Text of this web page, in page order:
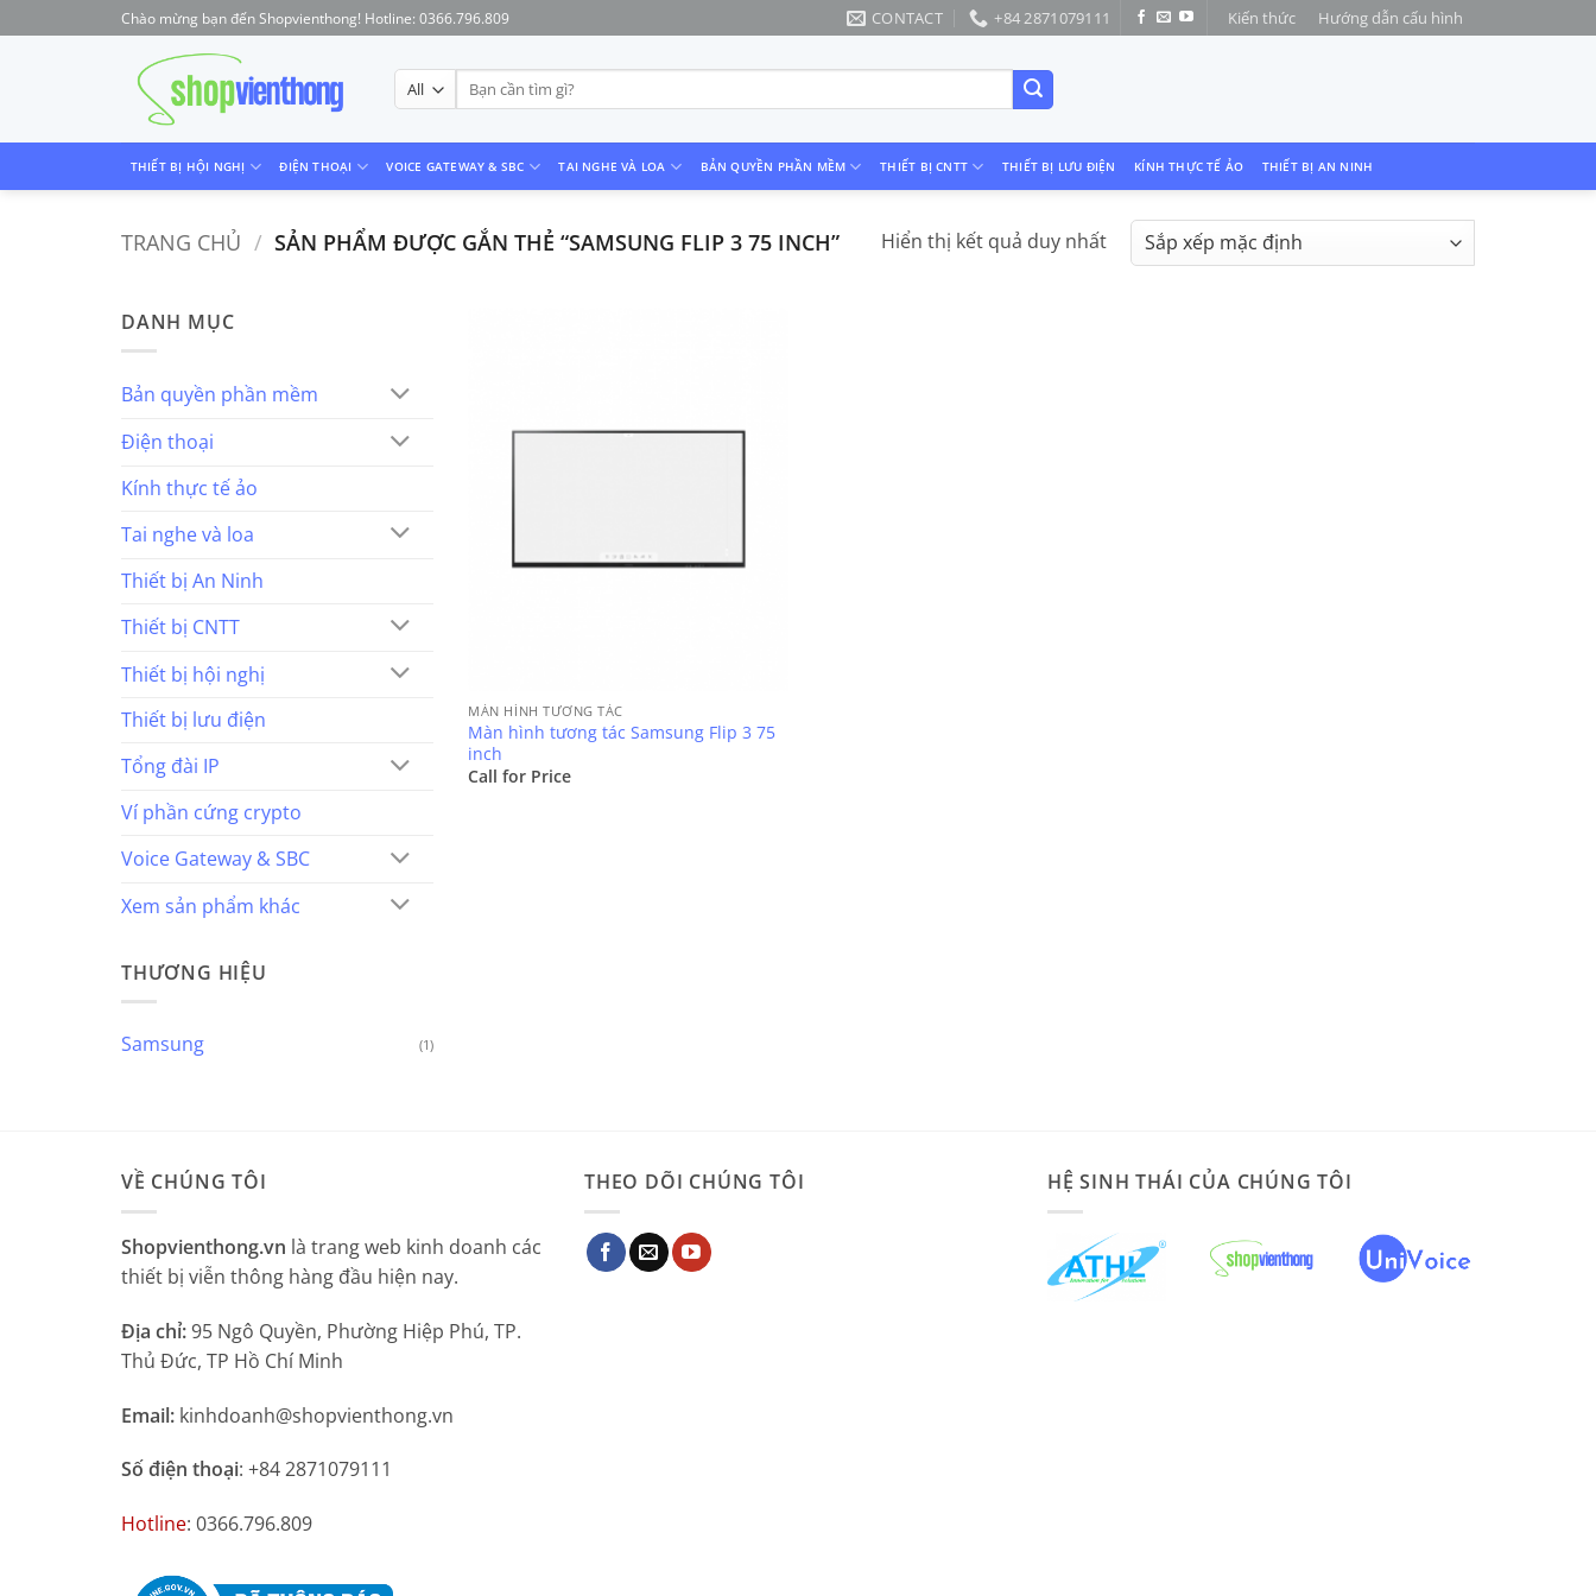
to
Chào mừng bạn đến Shopvienthong! Hotline: 0366.796.809 CONTACT +84 2871079111 Kiến thức Hướng dẫn cấu hình
Tìm
kiếm:
THIẾT BỊ HỘI NGHỊ ĐIỆN THOẠI VOICE GATEWAY & SBC TAI NGHE VÀ LOA BẢN QUYỀN PHẦN MỀM THIẾT BỊ CNTT THIẾT BỊ LƯU ĐIỆN KÍNH THỰC TẾ ẢO THIẾT BỊ AN NINH
TRANG CHỦ / SẢN PHẨM ĐƯỢC GẮN THẺ “SAMSUNG FLIP 3 75 INCH” Hiển thị kết quả duy nhất
DANH MỤC
Bản quyền phần mềm
Điện thoại
Kính thực tế ảo
Tai nghe và loa
Thiết bị An Ninh
Thiết bị CNTT
Thiết bị hội nghị
Thiết bị lưu điện
Tổng đài IP
Ví phần cứng crypto
Voice Gateway & SBC
Xem sản phẩm khác
THƯƠNG HIỆU
Samsung (1)
MÀN HÌNH TƯƠNG TÁC
Màn hình tương tác Samsung Flip 3 75
inch
Call for Price
VỀ CHÚNG TÔI
Shopvienthong.vn là trang web kinh doanh các
thiết bị viễn thông hàng đầu hiện nay.
Địa chỉ:95 Ngô Quyền, Phường Hiệp Phú, TP.
Thủ Đức, TP Hồ Chí Minh
Email: kinhdoanh@shopvienthong.vn
Số điện thoại: +84 2871079111
Hotline: 0366.796.809
THEO DÕI CHÚNG TÔI HỆ SINH THÁI CỦA CHÚNG TÔI